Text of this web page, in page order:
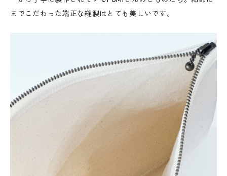
までこだわった端正な縫製はとても美しいです。